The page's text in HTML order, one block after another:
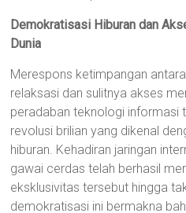
Demokratisasi Hiburan dan
Dunia
Merespons ketimpangan
relaksasi dan sulitnya akses
peradaban teknologi informasi
revolusi brilian yang dikenal
hiburan. Kehadiran jaringan
gawai cerdas telah berhasil
eksklusivitas tersebut hingga
demokratisasi ini bermakna